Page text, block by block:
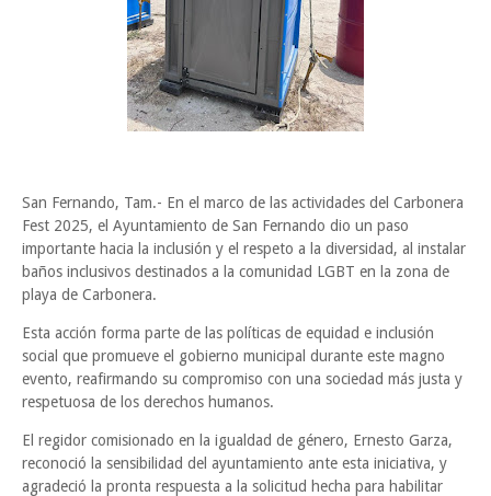
San Fernando, Tam.- En el marco de las actividades del Carbonera
Fest 2025, el Ayuntamiento de San Fernando dio un paso
importante hacia la inclusión y el respeto a la diversidad, al instalar
baños inclusivos destinados a la comunidad LGBT en la zona de
playa de Carbonera.
Esta acción forma parte de las políticas de equidad e inclusión
social que promueve el gobierno municipal durante este magno
evento, reafirmando su compromiso con una sociedad más justa y
respetuosa de los derechos humanos.
El regidor comisionado en la igualdad de género, Ernesto Garza,
reconoció la sensibilidad del ayuntamiento ante esta iniciativa, y
agradeció la pronta respuesta a la solicitud hecha para habilitar